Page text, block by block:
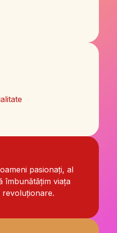
pasionați, al
îmbunătățim viața